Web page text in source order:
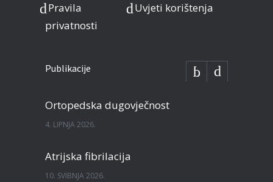
Pravila
privatnosti
Uvjeti korištenja
Publikacije
Ortopedska dugovječnost
4. LIPNJA 2026.
Atrijska fibrilacija
10. SVIBNJA 2026.